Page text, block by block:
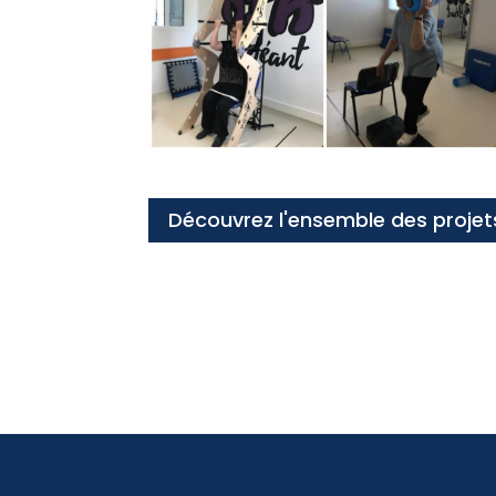
Découvrez l'ensemble des